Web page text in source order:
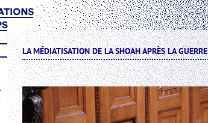
LA MÉDIATISATION DE LA SHOAH APRÈS LA GUERRE